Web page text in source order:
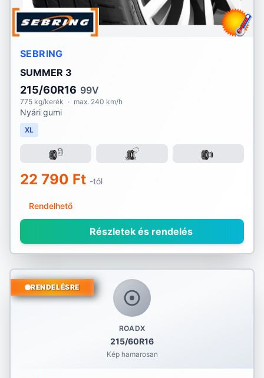
SEBRING
SUMMER 3
215/60R16 99V
775 kg/kerék · max. 240 km/h
Nyári gumi
XL
22 790 Ft -tól
Rendelhető
Részletek és rendelés
ROADX
215/60R16
Kép hamarosan
RENDELÉSRE